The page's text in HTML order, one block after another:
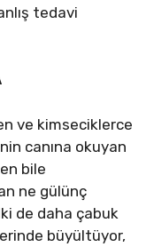
tedavi
ve kimseciklerce
canına okuyan
bile
ne gülünç
de daha çabuk
büyültüyor,